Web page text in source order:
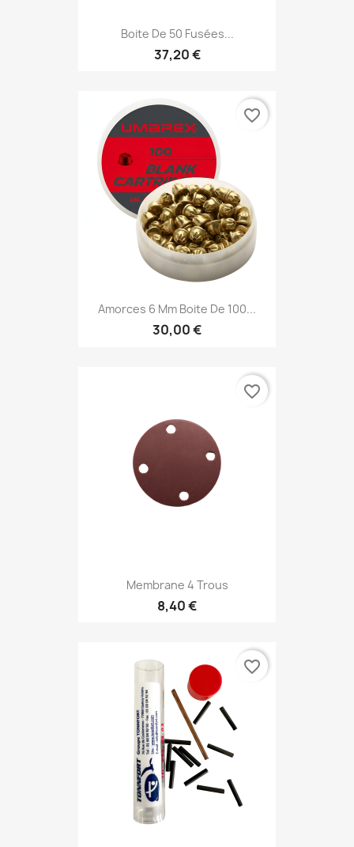
Boite De 50 Fusées...
37,20 €
Amorces 6 Mm Boite De 100...
30,00 €
favorite_border
Membrane 4 Trous
8,40 €
favorite_border
favorite_border